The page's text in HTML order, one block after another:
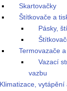
Skartovačky
Štítkovače a
Pásky,
Termovazače
Vazací
vazbu
Klimatizace, vytápění